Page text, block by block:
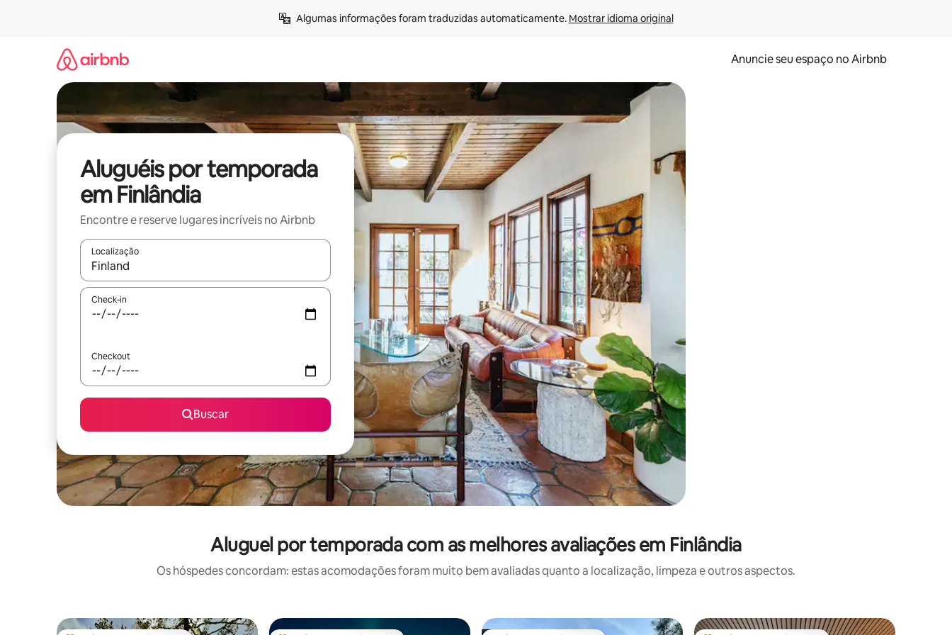
Algumas informações foram traduzidas automaticamente. Mostrar idioma original
Anuncie seu espaço no Airbnb
Aluguéis por temporada
em Finlândia
Encontre e reserve lugares incríveis no Airbnb
Localização
Quando os resultados estiverem disponíveis, explore-os usando as seta para cima e para baixo do teclado ou tocando e deslizando o dedo na tela.
Check-in
Checkout
Buscar
Aluguel por temporada com as melhores avaliações em Finlândia
Os hóspedes concordam: estas acomodações foram muito bem avaliadas quanto a localização, limpeza e outros aspectos.